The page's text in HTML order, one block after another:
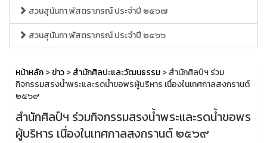
สวนสุนันทา พัสตราภรณ์ ประจำปี ๒๕๖๗
สวนสุนันทา พัสตราภรณ์ ประจำปี ๒๕๖๖
หน้าหลัก>ข่าว>สำนักศิลปะและวัฒนธรรม> สำนักศิลป์ฯ ร่วม
กิจกรรมสรงน้ำพระและรดน้ำขอพรผู้บริหาร เนื่องในเทศกาลสงกรานต์
๒๕๖๙
สำนักศิลป์ฯ ร่วมกิจกรรมสรงน้ำพระและรดน้ำขอพร
ผู้บริหาร เนื่องในเทศกาลสงกรานต์ ๒๕๖๙